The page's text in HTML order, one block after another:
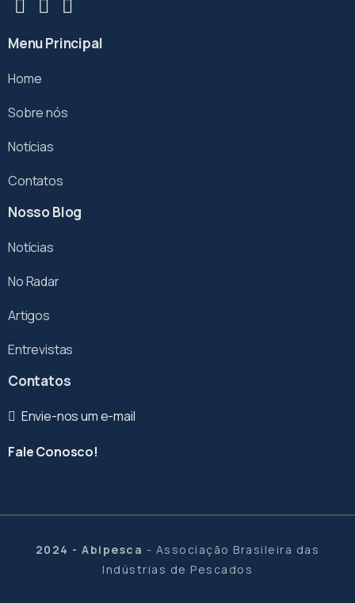
Menu Principal
Home
Sobre nós
Notícias
Contatos
Nosso Blog
Notícias
No Radar
Artigos
Entrevistas
Contatos
Envie-nos um e-mail
Fale Conosco!
2024 - Abipesca - Associação Brasileira das
Indústrias de Pescados